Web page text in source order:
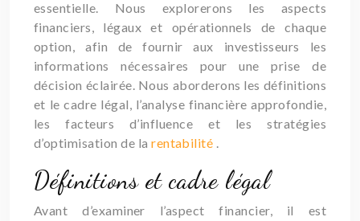
essentielle. Nous explorerons les aspects
financiers, légaux et opérationnels de chaque
option, afin de fournir aux investisseurs les
informations nécessaires pour une prise de
décision éclairée. Nous aborderons les définitions
et le cadre légal, l’analyse financière approfondie,
les facteurs d’influence et les stratégies
d’optimisation de larentabilité .
Définitions et cadre légal
Avant d’examiner l’aspect financier, il est